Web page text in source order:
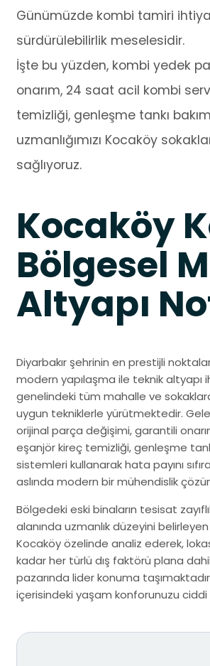
Günümüzde kombi tamiri
sürdürülebilirlik meselesidir.
İşte bu yüzden, kombi yedek
onarım, 24 saat acil kombi
temizliği, genleşme tankı
uzmanlığımızı Kocaköy
sağlıyoruz.
Kocaköy
Bölgesel
Altyapı
Diyarbakır şehrinin en prestijli
modern yapılaşma ile teknik altyapı
genelindeki tüm mahalle ve
uygun tekniklerle yürütmektedir.
orijinal parça değişimi, garantili
eşanjör kireç temizliği, genleşme
sistemleri kullanarak hata payını
aslında modern bir mühendislik
Bölgedeki eski binaların tesisat
alanında uzmanlık düzeyini
Kocaköy özelinde analiz ederek,
kadar her türlü dış faktörü plana
pazarında lider konuma
içerisindeki yaşam konforunuzu